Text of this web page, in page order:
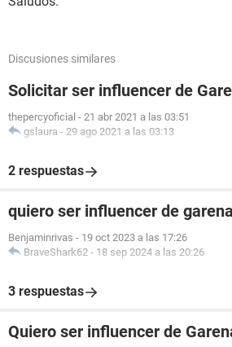
Discusiones similares
Solicitar ser influencer de
thepercyoficial - 21 abr 2021 a las 03:51
gslaura - 29 ago 2021 a las 03:13
2 respuestas
quiero ser influencer de
Benjaminrivas - 19 oct 2023 a las 17:26
BraveShark62 - 18 sep 2024 a las 20:26
3 respuestas
Quiero ser influencer de